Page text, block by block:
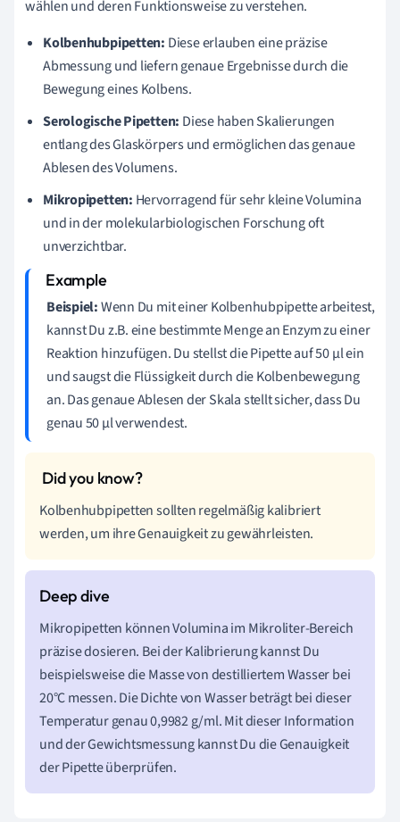
wählen und deren Funktionsweise zu verstehen.
Kolbenhubpipetten: Diese erlauben eine präzise
Abmessung und liefern genaue Ergebnisse durch die
Bewegung eines Kolbens.
Serologische Pipetten: Diese haben Skalierungen
entlang des Glaskörpers und ermöglichen das genaue
Ablesen des Volumens.
Mikropipetten: Hervorragend für sehr kleine Volumina
und in der molekularbiologischen Forschung oft
unverzichtbar.
Beispiel:Wenn Du mit einer Kolbenhubpipette arbeitest,
kannst Du z.B. eine bestimmte Menge an Enzym zu einer
Reaktion hinzufügen. Du stellst die Pipette auf 50 µl ein
und saugst die Flüssigkeit durch die Kolbenbewegung
an. Das genaue Ablesen der Skala stellt sicher, dass Du
genau 50 µl verwendest.
Kolbenhubpipetten sollten regelmäßig kalibriert
werden, um ihre Genauigkeit zu gewährleisten.
Mikropipetten können Volumina im Mikroliter-Bereich
präzise dosieren. Bei der Kalibrierung kannst Du
beispielsweise die Masse von destilliertem Wasser bei
20°C messen. Die Dichte von Wasser beträgt bei dieser
Temperatur genau 0,9982 g/ml. Mit dieser Information
und der Gewichtsmessung kannst Du die Genauigkeit
der Pipette überprüfen.